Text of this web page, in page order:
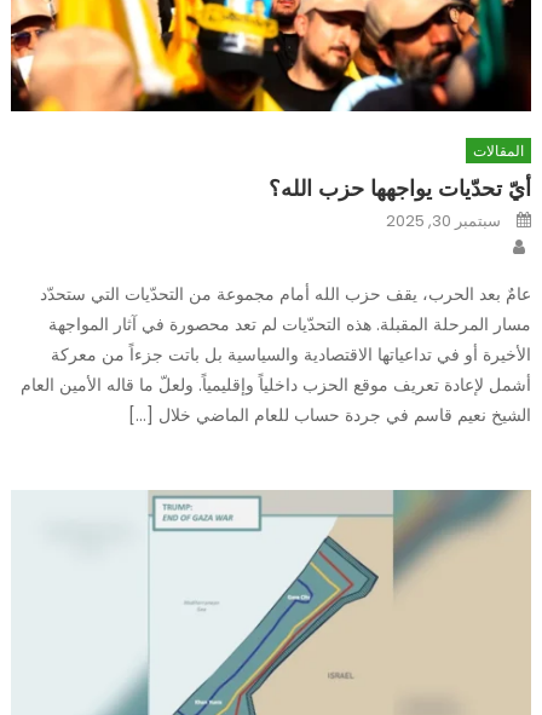
المقالات
أيّ تحدّيات يواجهها حزب الله؟
Posted
onسبتمبر 30, 2025
عامٌ بعد الحرب، يقف حزب الله أمام مجموعة من التحدّيات التي ستحدّد
مسار المرحلة المقبلة. هذه التحدّيات لم تعد محصورة في آثار المواجهة
الأخيرة أو في تداعياتها الاقتصادية والسياسية بل باتت جزءاً من معركة
أشمل لإعادة تعريف موقع الحزب داخلياً وإقليمياً. ولعلّ ما قاله الأمين العام
الشيخ نعيم قاسم في جردة حساب للعام الماضي خلال […]